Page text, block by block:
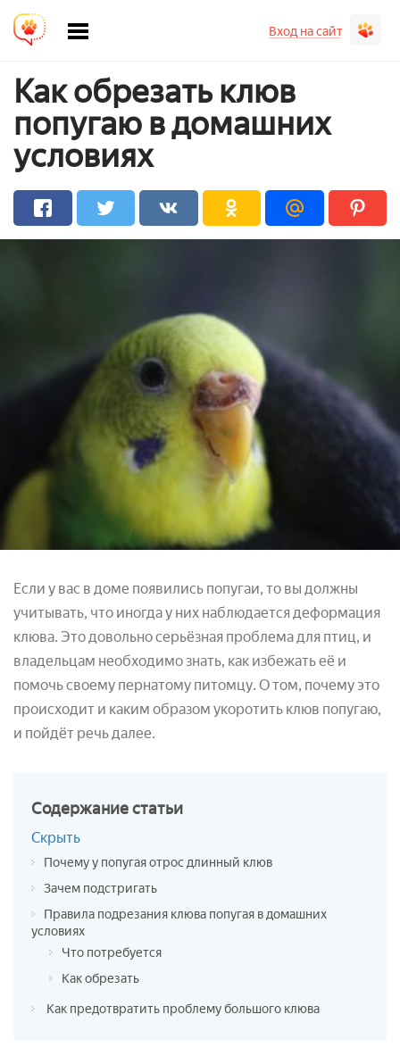
Вход на сайт
Как обрезать клюв
попугаю в домашних
условиях
Если у вас в доме появились попугаи, то вы должны
учитывать, что иногда у них наблюдается деформация
клюва. Это довольно серьёзная проблема для птиц, и
владельцам необходимо знать, как избежать её и
помочь своему пернатому питомцу. О том, почему это
происходит и каким образом укоротить клюв попугаю,
и пойдёт речь далее.
Содержаниестатьи
Скрыть
Почему у попугая отрос длинный клюв
Зачем подстригать
Правила подрезания клюва попугая в домашних
условиях
Что потребуется
Как обрезать
Как предотвратить проблему большого клюва